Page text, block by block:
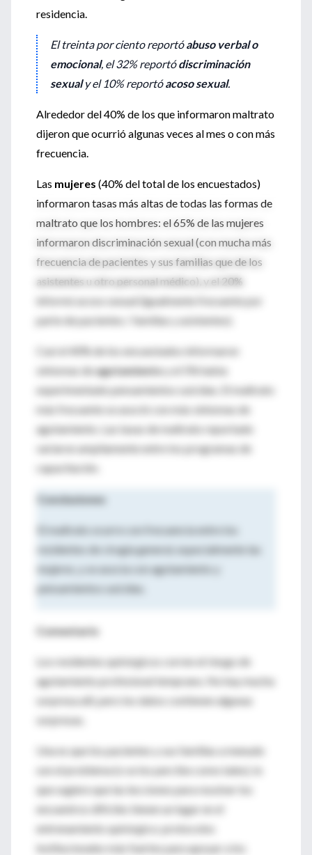
residencia.
El treinta por ciento reportóabuso verbal o
emocional, el 32% reportódiscriminación
sexualy el 10% reportóacoso sexual.
Alrededor del 40% de los que informaron maltrato
dijeron que ocurrió algunas veces al mes o con más
frecuencia.
Las mujeres (40% del total de los encuestados)
informaron tasas más altas de todas las formas de
maltrato que los hombres: el 65% de las mujeres
informaron discriminación sexual (con mucha más
frecuencia de pacientes y sus familias que de los
asistentes u otro personal médico), y el 20%
informó acoso sexual (igualmente frecuente por
parte de pacientes / familias y asistentes).
Casi el 40% de los encuestados informaron
síntomas deagotamientoy el 5% había
experimentado pensamientos suicidas. El maltrato
más frecuente se asoció con más síntomas de
agotamiento. Las tasas de maltrato reportado
variaron ampliamente entre los programas de
capacitación.
Conclusiones
El maltrato ocurre con frecuencia entre los
residentes de cirugía general, especialmente las
mujeres, y se asocia con agotamiento y
pensamientos suicidas.
Comentario
Los residentes quirúrgicos corren el riesgo de
agotamiento profesional temprano. No hay mucha
sorpresa allí, pero los datos contienen algunas
sorpresas.
Una es que los pacientes y sus familias a menudo
son el problema (o se los percibe como tales), lo
que sugiere que las lecciones para resolver los
encuentros difíciles tienen un lugar en el
entrenamiento quirúrgico; protocolos
institucionales más fuertes para apoyar a los